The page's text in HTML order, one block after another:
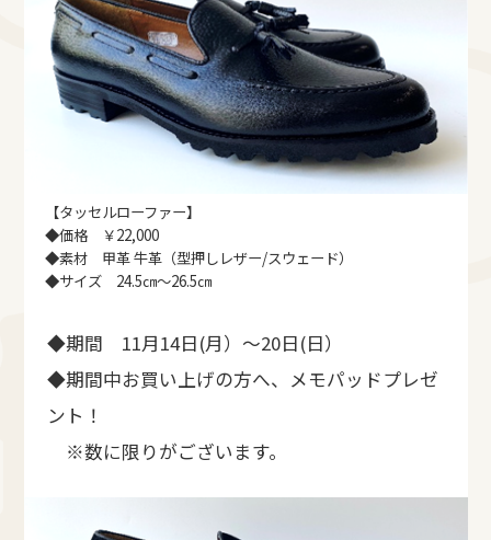
【タッセルローファー】
◆価格 ￥22,000
◆素材 甲革 牛革（型押しレザー/スウェード）
◆サイズ 24.5㎝～26.5㎝
◆期間 11月14日(月）～20日(日）
◆期間中お買い上げの方へ、メモパッドプレゼ
ント！
※数に限りがございます。